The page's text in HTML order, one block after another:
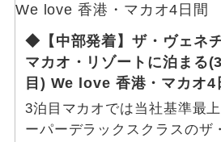
◆【中部発着】ザ・ヴェネ
マカオ・リゾートに泊まる
目) We love 香港・マカオ4
3泊目マカオでは当社基準最
ーパーデラックスクラスのザ